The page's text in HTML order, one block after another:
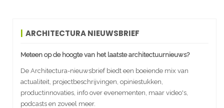
ARCHITECTURA NIEUWSBRIEF
Meteen op de hoogte van het laatste architectuurnieuws?
De Architectura-nieuwsbrief biedt een boeiende mix van
actualiteit, projectbeschrijvingen, opiniestukken,
productinnovaties, info over evenementen, maar video's,
podcasts en zoveel meer.